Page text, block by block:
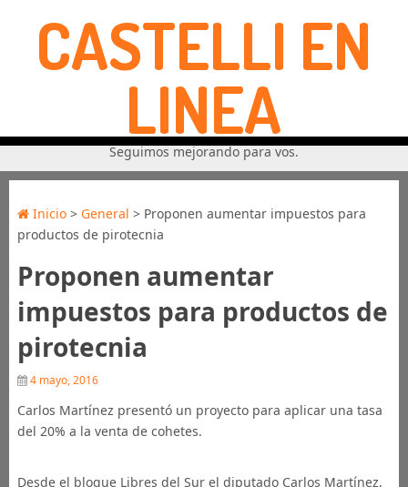
CASTELLI EN
LINEA
Seguimos mejorando para vos.
Inicio> General > Proponen aumentar impuestos para
productos de pirotecnia
Proponen aumentar
impuestos para productos de
pirotecnia
4 mayo, 2016
Carlos Martínez presentó un proyecto para aplicar una tasa
del 20% a la venta de cohetes.
Desde el bloque Libres del Sur el diputado Carlos Martínez,